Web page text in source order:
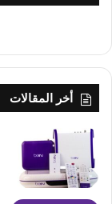
أخر المقالات